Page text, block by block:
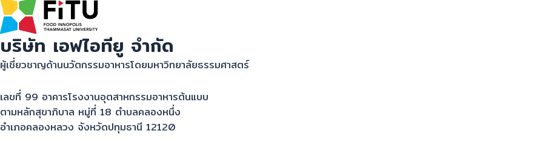
บริษัท เอฟไอทียู จำกัด
ผู้เชี่ยวชาญด้านนวัตกรรมอาหารโดยมหาวิทยาลัยธรรมศาสตร์
เลขที่ 99 อาคารโรงงานอุตสาหกรรมอาหารต้นแบบ
ตามหลักสุขาภิบาล หมู่ที่ 18 ตําบลคลองหนึ่ง
อําเภอคลองหลวง จังหวัดปทุมธานี 12120